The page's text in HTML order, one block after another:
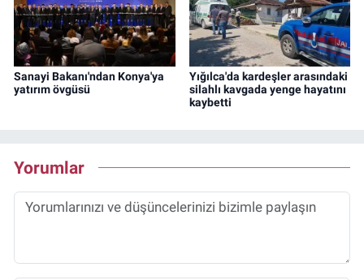
Sanayi Bakanı'ndan Konya'ya
yatırım övgüsü
Yığılca'da kardeşler arasındaki
silahlı kavgada yenge hayatını
kaybetti
Yorumlar